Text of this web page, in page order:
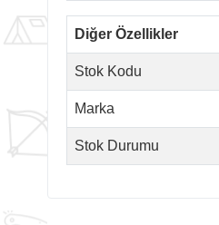
Diğer Özellikler
Stok Kodu
Marka
Stok Durumu